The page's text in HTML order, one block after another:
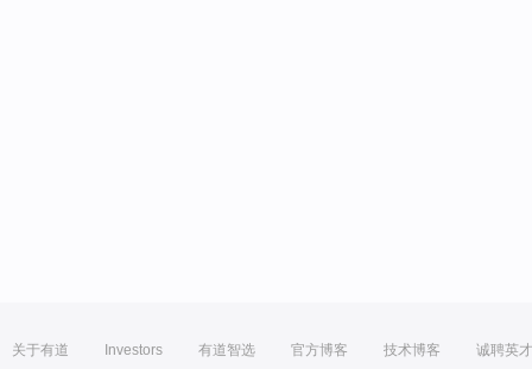
关于有道 Investors 有道智选 官方博客 技术博客 诚聘英才